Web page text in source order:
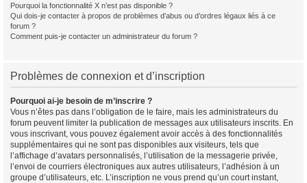
Pourquoi la fonctionnalité X n’est pas disponible ?
Qui dois-je contacter à propos de problèmes d’abus ou d’ordres légaux liés à ce
forum ?
Comment puis-je contacter un administrateur du forum ?
Problèmes de connexion et d’inscription
Pourquoi ai-je besoin de m’inscrire ?
Vous n’êtes pas dans l’obligation de le faire, mais les administrateurs du
forum peuvent limiter la publication de messages aux utilisateurs inscrits. En
vous inscrivant, vous pouvez également avoir accès à des fonctionnalités
supplémentaires qui ne sont pas disponibles aux visiteurs, tels que
l’affichage d’avatars personnalisés, l’utilisation de la messagerie privée,
l’envoi de courriers électroniques aux autres utilisateurs, l’adhésion à un
groupe d’utilisateurs, etc. L’inscription ne vous prend qu’un court instant,